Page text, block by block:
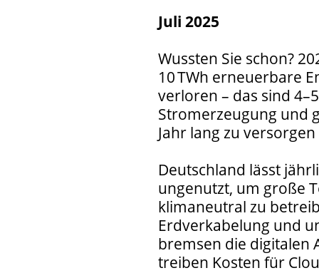
Juli 2025
Wussten Sie schon?
10 TWh erneuerbare
verloren – das sind
Stromerzeugung und
Jahr lang zu versorgen
Deutschland lässt
ungenutzt, um große
klimaneutral zu
Erdverkabelung und
bremsen die digitalen
treiben Kosten für